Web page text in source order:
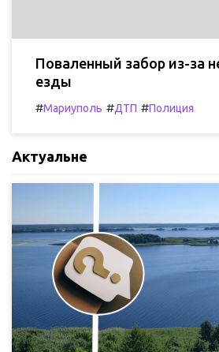
Поваленный забор из-за
езды
#Мариуполь #ДТП #Полиция
Актуальне